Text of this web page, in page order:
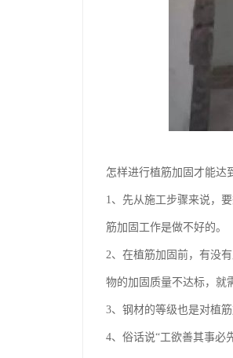
怎样进行植筋加固才能达
1、先从施工步骤来说，
筋加固工作是做不好的。
2、在植筋加固前，有没
物的加固质量不达标，就
3、钢材的等级也是对植
4、俗话说“工欲善其事必